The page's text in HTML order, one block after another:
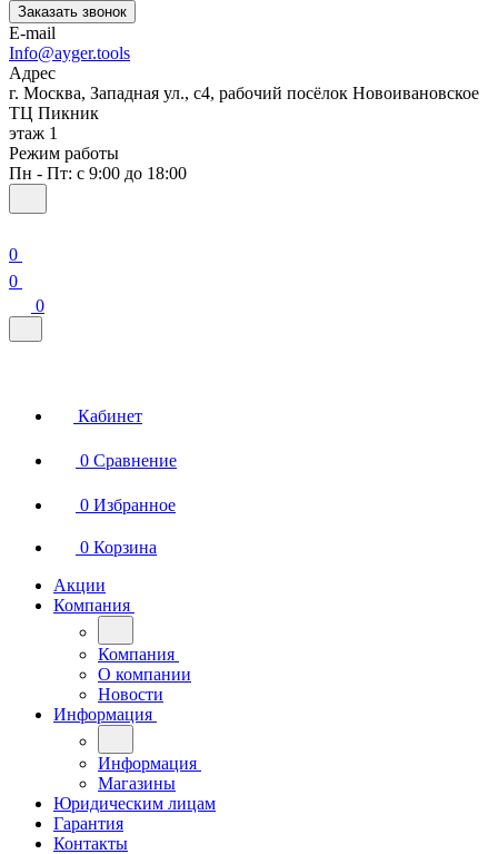
Заказать звонок
E-mail
Info@ayger.tools
Адрес
г. Москва, Западная ул., с4, рабочий посёлок Новоивановское
ТЦ Пикник
этаж 1
Режим работы
Пн - Пт: с 9:00 до 18:00
0
0
0
Кабинет
0 Сравнение
0 Избранное
0 Корзина
Акции
Компания
Компания
О компании
Новости
Информация
Информация
Магазины
Юридическим лицам
Гарантия
Контакты